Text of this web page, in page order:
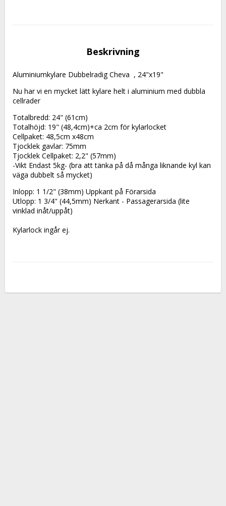
Beskrivning
Aluminiumkylare Dubbelradig Cheva  , 24"x19"
Nu har vi en mycket lätt kylare helt i aluminium med dubbla
cellrader
Totalbredd: 24" (61cm)
Totalhöjd: 19" (48,4cm)+ca 2cm för kylarlocket
Cellpaket: 48,5cm x48cm
Tjocklek gavlar: 75mm
Tjocklek Cellpaket: 2,2" (57mm)
-Vikt Endast 5kg- (bra att tänka på då många liknande kyl kan
väga dubbelt så mycket)
Inlopp: 1 1/2" (38mm) Uppkant på Förarsida
Utlopp: 1 3/4" (44,5mm) Nerkant - Passagerarsida (lite
vinklad inåt/uppåt)
Kylarlock ingår ej.